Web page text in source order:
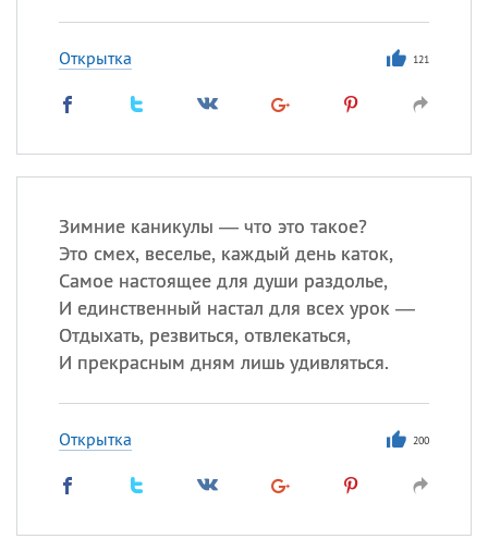
Открытка 121
Зимние каникулы — что это такое?
Это смех, веселье, каждый день каток,
Самое настоящее для души раздолье,
И единственный настал для всех урок —
Отдыхать, резвиться, отвлекаться,
И прекрасным дням лишь удивляться.
Открытка 200